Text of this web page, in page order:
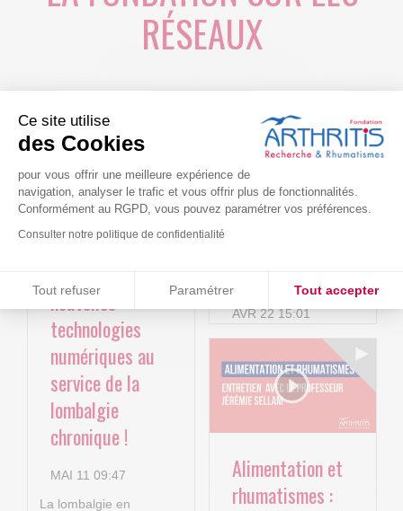
Ce site utilise
des Cookies
pour vous offrir une meilleure expérience de
navigation, analyser le trafic et vous offrir plus de fonctionnalités.
Conformément au RGPD, vous pouvez paramétrer vos préférences.
Consulter notre politique de confidentialité
Tout refuser Paramétrer Tout accepter
Axeptio consent
Plateforme de Gestion du Consentement : Personnalisez vos
Notre plateforme vous permet d'adapter et de gérer vos
RÉSEAUX
Le projet BACK-
nouvelles
technologies
numériques au
service de la
lombalgie
chronique !
MAI 11 09:47
La lombalgie en
AVR 22 15:01
Alimentation et
rhumatismes :